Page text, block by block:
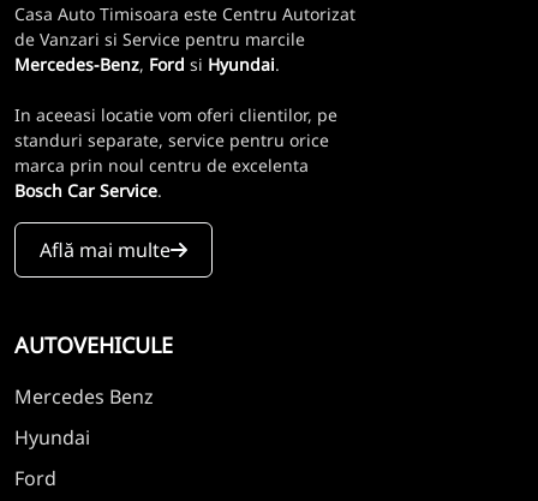
Casa Auto Timisoara este Centru Autorizat
de Vanzari si Service pentru marcile
Mercedes-Benz, Ford si Hyundai.
In aceeasi locatie vom oferi clientilor, pe
standuri separate, service pentru orice
marca prin noul centru de excelenta
Bosch Car Service.
Află mai multe
AUTOVEHICULE
Mercedes Benz
Hyundai
Ford